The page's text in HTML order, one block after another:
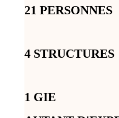
21 PERSONNES
4 STRUCTURES
1 GIE